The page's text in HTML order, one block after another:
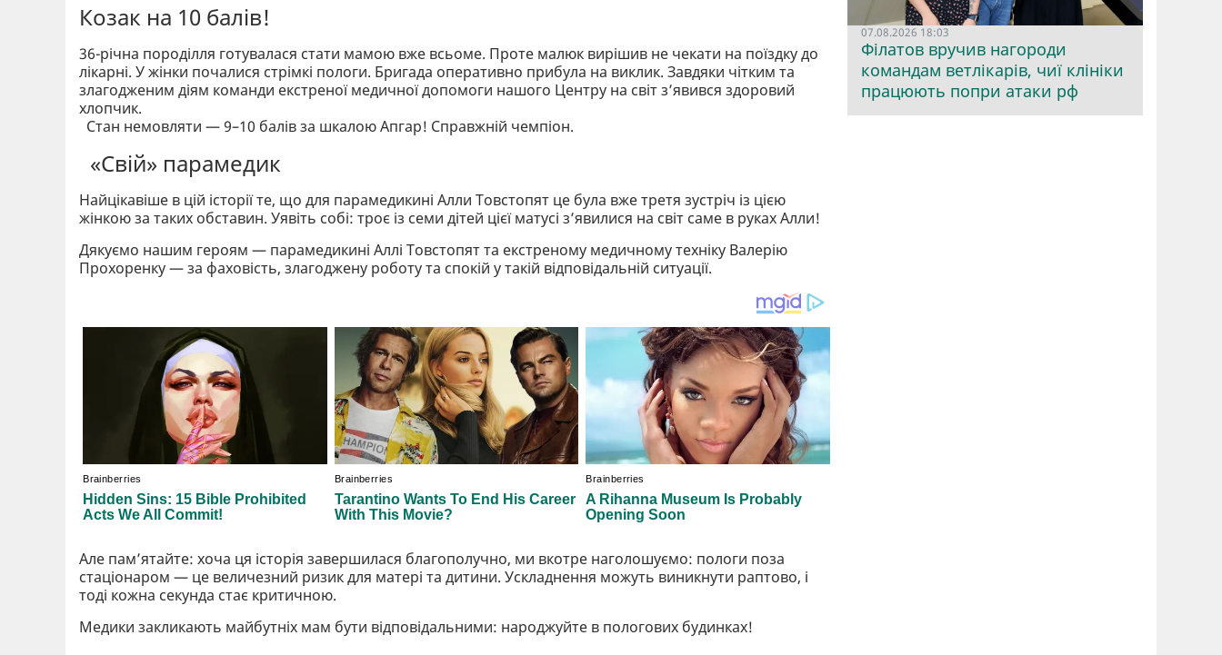
Козак на 10 балів!
36-річна породілля готувалася стати мамою вже всьоме. Проте малюк вирішив не чекати на поїздку до
лікарні. У жінки почалися стрімкі пологи. Бригада оперативно прибула на виклик. Завдяки чітким та
злагодженим діям команди екстреної медичної допомоги нашого Центру на світ з’явився здоровий
хлопчик.
Стан немовляти — 9–10 балів за шкалою Апгар! Справжній чемпіон.
«Свій» парамедик
Найцікавіше в цій історії те, що для парамедикині Алли Товстопят це була вже третя зустріч із цією
жінкою за таких обставин. Уявіть собі: троє із семи дітей цієї матусі з’явилися на світ саме в руках Алли!
Дякуємо нашим героям — парамедикині Аллі Товстопят та екстреному медичному техніку Валерію
Прохоренку — за фаховість, злагоджену роботу та спокій у такій відповідальній ситуації.
Але пам’ятайте: хоча ця історія завершилася благополучно, ми вкотре наголошуємо: пологи поза
стаціонаром — це величезний ризик для матері та дитини. Ускладнення можуть виникнути раптово, і
тоді кожна секунда стає критичною.
Медики закликають майбутніх мам бути відповідальними: народжуйте в пологових будинках!
07.08.2026 18:03
Філатов вручив нагороди
командам ветлікарів, чиї клініки
працюють попри атаки рф